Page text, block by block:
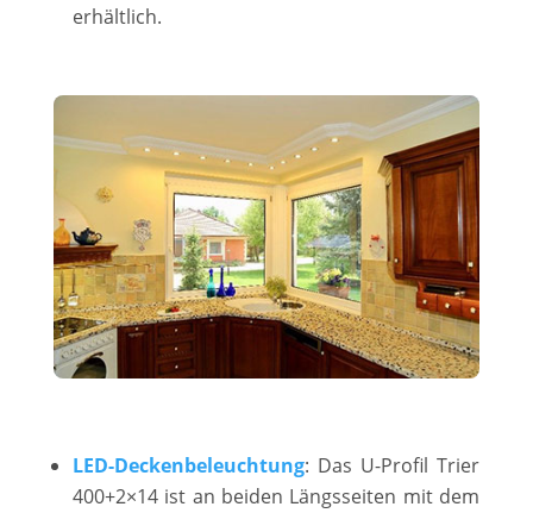
erhältlich.
LED-Deckenbeleuchtung: Das U-Profil Trier
400+2×14 ist an beiden Längsseiten mit dem